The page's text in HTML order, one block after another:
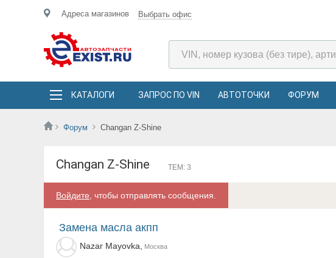
Адреса магазинов Выбрать офис
КАТАЛОГИ ЗАПРОС ПО VIN АВТОТОЧКИ ФОРУМ
Форум Changan Z-Shine
Changan Z-Shine ТЕМ: 3
Войдите , чтобы отправлять сообщения.
замена масла акпп
Nazar Mayovka, Москва